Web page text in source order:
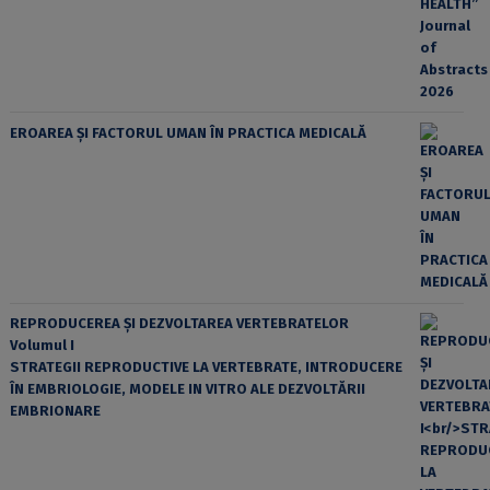
EROAREA ȘI FACTORUL UMAN ÎN PRACTICA MEDICALĂ
REPRODUCEREA ȘI DEZVOLTAREA VERTEBRATELOR
Volumul I
STRATEGII REPRODUCTIVE LA VERTEBRATE, INTRODUCERE
ÎN EMBRIOLOGIE, MODELE IN VITRO ALE DEZVOLTĂRII
EMBRIONARE